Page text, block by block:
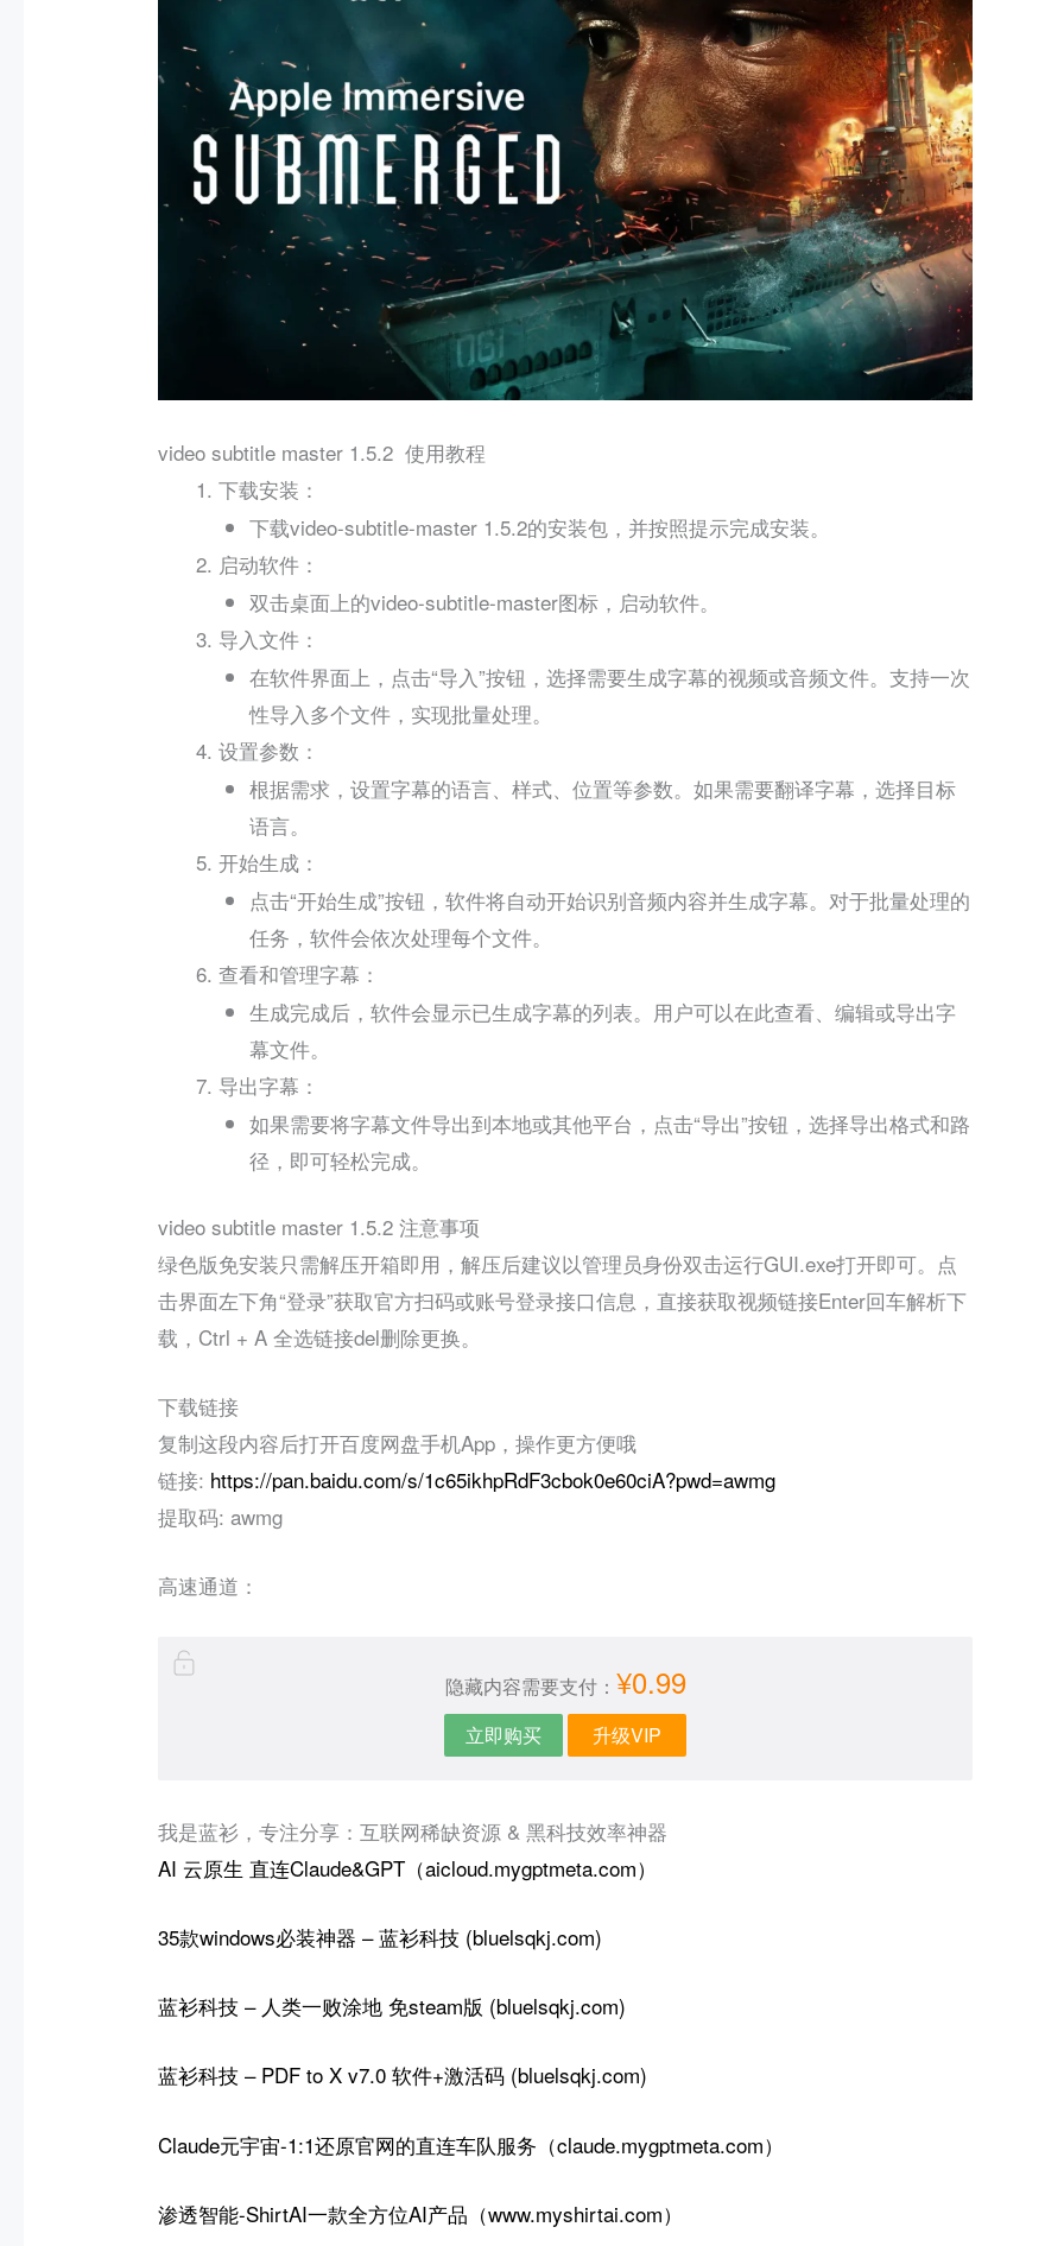
video subtitle master 1.5.2 使用教程
下载安装 ：
下载video-subtitle-master 1.5.2的安装包，并按照提示完成安装。
启动软件 ：
双击桌面上的video-subtitle-master图标，启动软件。
导入文件 ：
在软件界面上，点击“导入”按钮，选择需要生成字幕的视频或音频文件。支持一次
性导入多个文件，实现批量处理。
设置参数 ：
根据需求，设置字幕的语言、样式、位置等参数。如果需要翻译字幕，选择目标
语言。
开始生成 ：
点击“开始生成”按钮，软件将自动开始识别音频内容并生成字幕。对于批量处理的
任务，软件会依次处理每个文件。
查看和管理字幕 ：
生成完成后，软件会显示已生成字幕的列表。用户可以在此查看、编辑或导出字
幕文件。
导出字幕 ：
如果需要将字幕文件导出到本地或其他平台，点击“导出”按钮，选择导出格式和路
径，即可轻松完成。
video subtitle master 1.5.2 注意事项
绿色版免安装只需解压开箱即用，解压后建议以管理员身份双击运行GUI.exe打开即可。点
击界面左下角“登录”获取官方扫码或账号登录接口信息，直接获取视频链接Enter回车解析下
载，Ctrl + A 全选链接del删除更换。
下载链接
复制这段内容后打开百度网盘手机App，操作更方便哦
链接: https://pan.baidu.com/s/1c65ikhpRdF3cbok0e60ciA?pwd=awmg
提取码: awmg
高速通道：
隐藏内容需要支付： ¥0.99
立即购买 升级VIP
我是蓝衫，专注分享：互联网稀缺资源 & 黑科技效率神器
AI 云原生 直连Claude&GPT（aicloud.mygptmeta.com）
35款windows必装神器 – 蓝衫科技 (bluelsqkj.com)
蓝衫科技 – 人类一败涂地 免steam版 (bluelsqkj.com)
蓝衫科技 – PDF to X v7.0 软件+激活码 (bluelsqkj.com)
Claude元宇宙-1:1还原官网的直连车队服务 （claude.mygptmeta.com）
渗透智能-ShirtAI一款全方位AI产品（www.myshirtai.com）